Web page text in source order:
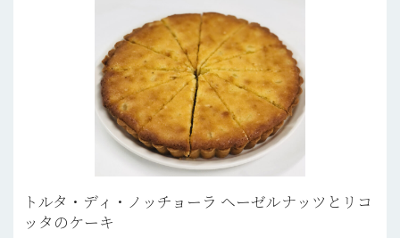
トルタ・ディ・ノッチョーラ ヘーゼルナッツとリコ
ッタのケーキ